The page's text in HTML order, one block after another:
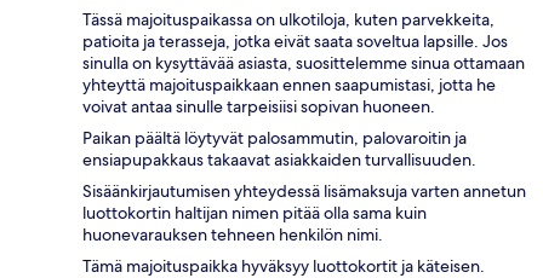
Tässä majoituspaikassa on ulkotiloja, kuten parvekkeita,
patioita ja terasseja, jotka eivät saata soveltua lapsille. Jos
sinulla on kysyttävää asiasta, suosittelemme sinua ottamaan
yhteyttä majoituspaikkaan ennen saapumistasi, jotta he
voivat antaa sinulle tarpeisiisi sopivan huoneen.
Paikan päältä löytyvät palosammutin, palovaroitin ja
ensiapupakkaus takaavat asiakkaiden turvallisuuden.
Sisäänkirjautumisen yhteydessä lisämaksuja varten annetun
luottokortin haltijan nimen pitää olla sama kuin
huonevarauksen tehneen henkilön nimi.
Tämä majoituspaikka hyväksyy luottokortit ja käteisen.